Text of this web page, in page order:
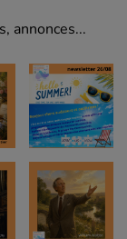
annonces...